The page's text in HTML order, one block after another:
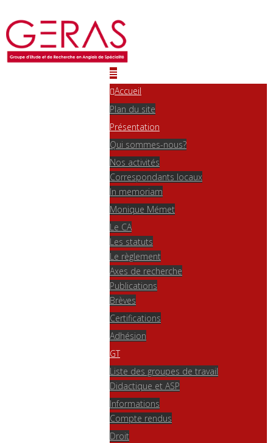
Accueil
Plan du site
Présentation
Qui sommes-nous?
Nos activités
Correspondants locaux
In memoriam
Monique Mémet
Le CA
Les statuts
Le règlement
Axes de recherche
Publications
Brèves
Certifications
Adhésion
GT
Liste des groupes de travail
Didactique et ASP
Informations
Compte rendus
Droit